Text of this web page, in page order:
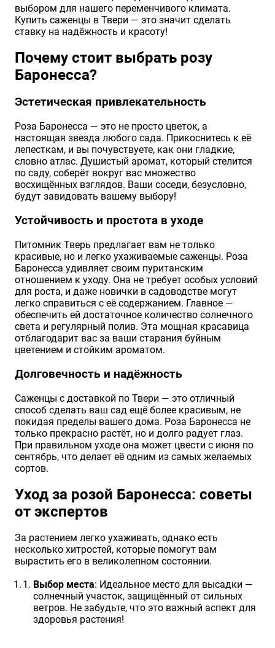
выбором для нашего переменчивого климата.
Купить саженцы в Твери — это значит сделать
ставку на надёжность и красоту!
Почему стоит выбрать розу
Баронесса?
Эстетическая привлекательность
Роза Баронесса — это не просто цветок, а
настоящая звезда любого сада. Прикоснитесь к её
лепесткам, и вы почувствуете, как они гладкие,
словно атлас. Душистый аромат, который стелится
по саду, соберёт вокруг вас множество
восхищённых взглядов. Ваши соседи, безусловно,
будут завидовать вашему выбору!
Устойчивость и простота в уходе
Питомник Тверь предлагает вам не только
красивые, но и легко ухаживаемые саженцы. Роза
Баронесса удивляет своим пуританским
отношением к уходу. Она не требует особых условий
для роста, и даже новички в садоводстве могут
легко справиться с её содержанием. Главное —
обеспечить ей достаточное количество солнечного
света и регулярный полив. Эта мощная красавица
отблагодарит вас за ваши старания буйным
цветением и стойким ароматом.
Долговечность и надёжность
Саженцы с доставкой по Твери — это отличный
способ сделать ваш сад ещё более красивым, не
покидая пределы вашего дома. Роза Баронесса не
только прекрасно растёт, но и долго радует глаз.
При правильном уходе она может цвести с июня по
сентябрь, что делает её одним из самых желаемых
сортов.
Уход за розой Баронесса: советы
от экспертов
За растением легко ухаживать, однако есть
несколько хитростей, которые помогут вам
вырастить его в великолепном состоянии.
Выбор места: Идеальное место для высадки —
солнечный участок, защищённый от сильных
ветров. Не забудьте, что это важный аспект для
здоровья растения!